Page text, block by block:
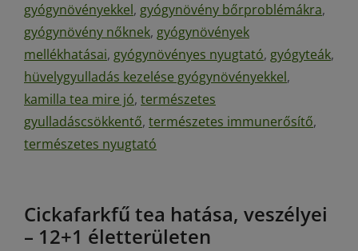
gyógynövényekkel, gyógynövény bőrproblémákra,
gyógynövény nőknek, gyógynövények
mellékhatásai, gyógynövényes nyugtató, gyógyteák,
hüvelygyulladás kezelése gyógynövényekkel,
kamilla tea mire jó, természetes
gyulladáscsökkentő, természetes immunerősítő,
természetes nyugtató
Cickafarkfű tea hatása, veszélyei
– 12+1 életterületen